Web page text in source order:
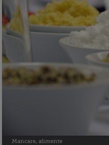
Mancare, alimente